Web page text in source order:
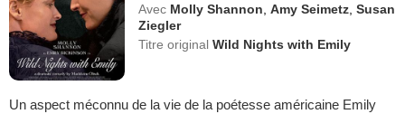
Avec Molly Shannon ,Amy Seimetz ,Susan
Ziegler
Titre originalWild Nights with Emily
Un aspect méconnu de la vie de la poétesse américaine Emily